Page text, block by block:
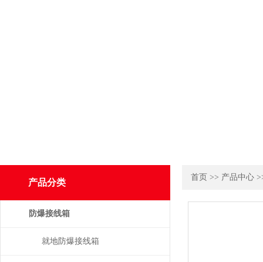
首页 >> 产品中心
产品分类
防爆接线箱
就地防爆接线箱